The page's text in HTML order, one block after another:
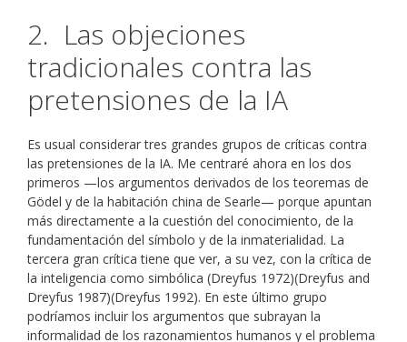
2. Las objeciones
tradicionales contra las
pretensiones de la IA
Es usual considerar tres grandes grupos de críticas contra
las pretensiones de la IA. Me centraré ahora en los dos
primeros —los argumentos derivados de los teoremas de
Gödel y de la habitación china de Searle— porque apuntan
más directamente a la cuestión del conocimiento, de la
fundamentación del símbolo y de la inmaterialidad. La
tercera gran crítica tiene que ver, a su vez, con la crítica de
la inteligencia como simbólica (Dreyfus 1972)(Dreyfus and
Dreyfus 1987)(Dreyfus 1992). En este último grupo
podríamos incluir los argumentos que subrayan la
informalidad de los razonamientos humanos y el problema